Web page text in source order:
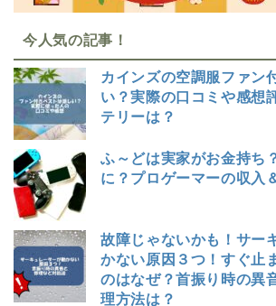
今人気の記事！
カインズの空調服ファン
い？実際の口コミや感想
テリーは？
ふ～どは実家がお金持ち
に？プロゲーマーの収入
故障じゃないかも！サー
かない原因３つ！すぐ止
のはなぜ？首振り時の異
理方法は？